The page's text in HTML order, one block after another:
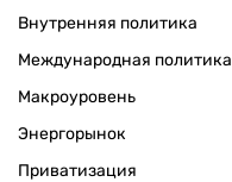
Внутренняя политика
Международная политика
Макроуровень
Энергорынок
Приватизация